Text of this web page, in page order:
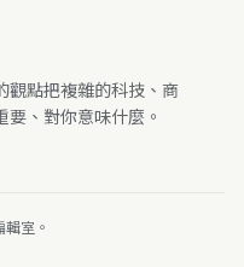
點把複雜的科技、商
、對你意味什麼。
室。